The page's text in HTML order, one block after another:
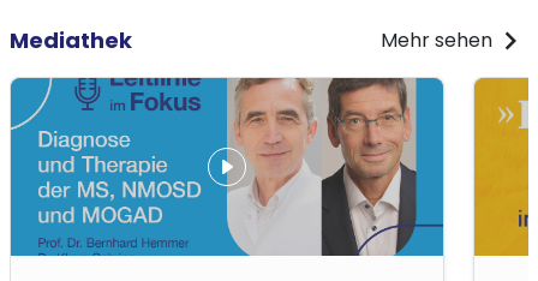
Mediathek Mehr sehen chevron_right